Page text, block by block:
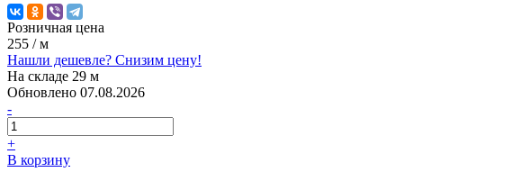
Розничная цена
255 / м
Нашли дешевле? Снизим цену!
На складе 29 м
Обновлено 07.08.2026
-
+
В корзину